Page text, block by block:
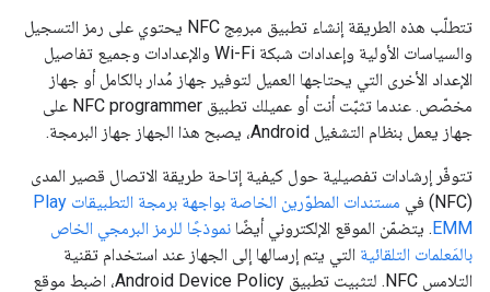
تتطلّب هذه الطريقة إنشاء تطبيق مبرمِج NFC يحتوي على رمز التسجيل
والسياسات الأولية وإعدادات شبكة Wi-Fi والإعدادات وجميع تفاصيل
الإعداد الأخرى التي يحتاجها العميل لتوفير جهاز مُدار بالكامل أو جهاز
مخصّص. عندما تثبّت أنت أو عميلك تطبيق NFC programmer على
جهاز يعمل بنظام التشغيل Android، يصبح هذا الجهاز جهاز البرمجة.
تتوفّر إرشادات تفصيلية حول كيفية إتاحة طريقة الاتصال قصير المدى
(NFC) في
مستندات المطوّرين الخاصة بواجهة برمجة التطبيقات Play
EMM. يتضمّن الموقع الإلكتروني أيضًا نموذجًا للرمز البرمجي الخاص
بالمَعلمات التلقائية التي يتم إرسالها إلى الجهاز عند استخدام تقنية
التلامس NFC. لتثبيت تطبيق Android Device Policy، اضبط موقع